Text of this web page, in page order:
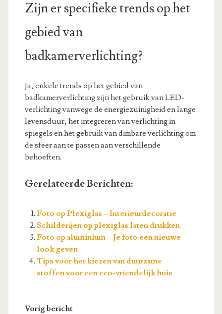
Zijn er specifieke trends op het
gebied van
badkamerverlichting?
Ja, enkele trends op het gebied van
badkamerverlichting zijn het gebruik van LED-
verlichting vanwege de energiezuinigheid en lange
levensduur, het integreren van verlichting in
spiegels en het gebruik van dimbare verlichting om
de sfeer aan te passen aan verschillende
behoeften.
Gerelateerde Berichten:
Foto op Plexiglas – Interieurdecoratie
Schilderijen op plexiglas laten drukken
Foto op aluminium – Je foto een nieuwe
look geven
Tips voor het kiezen van duurzame
stoffen voor een eco-vriendelijk huis
Vorig bericht